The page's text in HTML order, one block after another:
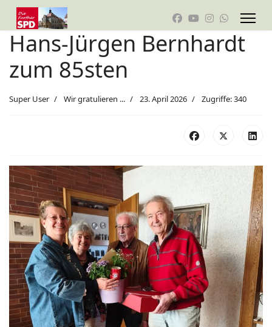
Hans-Jürgen Bernhardt
zum 85sten
Super User Wir gratulieren ... 23. April 2026 Zugriffe: 340